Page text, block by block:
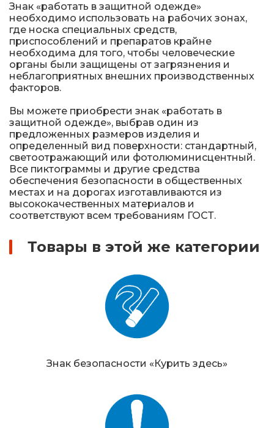
Знак «работать в защитной одежде»
необходимо использовать на рабочих зонах,
где носка специальных средств,
приспособлений и препаратов крайне
необходима для того, чтобы человеческие
органы были защищены от загрязнения и
неблагоприятных внешних производственных
факторов.
Вы можете приобрести знак «работать в
защитной одежде», выбрав один из
предложенных размеров изделия и
определенный вид поверхности: стандартный,
светоотражающий или фотолюминисцентный.
Все пиктограммы и другие средства
обеспечения безопасности в общественных
местах и на дорогах изготавливаются из
высококачественных материалов и
соответствуют всем требованиям ГОСТ.
Товары в этой же категории
Знак безопасности «Курить здесь»